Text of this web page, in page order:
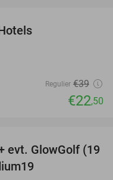
Regulier €39
€22,50
36%
evt. GlowGolf (19